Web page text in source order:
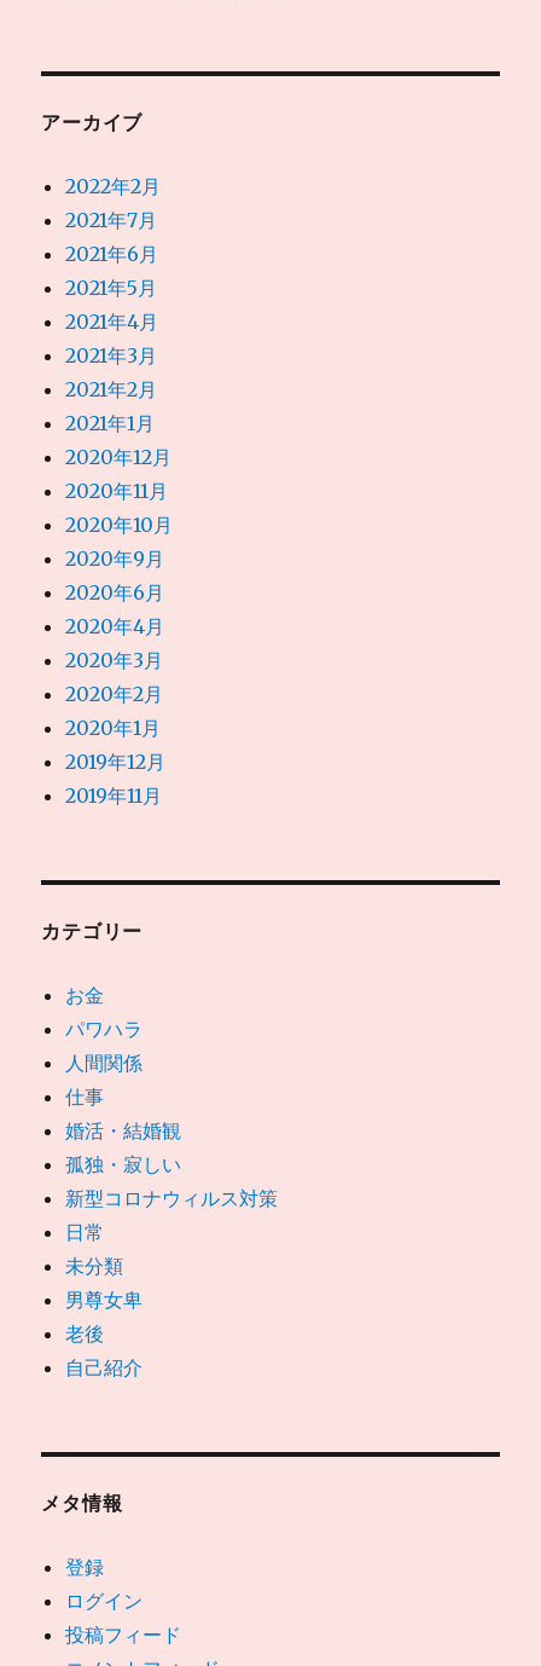
アーカイブ
2022年2月
2021年7月
2021年6月
2021年5月
2021年4月
2021年3月
2021年2月
2021年1月
2020年12月
2020年11月
2020年10月
2020年9月
2020年6月
2020年4月
2020年3月
2020年2月
2020年1月
2019年12月
2019年11月
カテゴリー
お金
パワハラ
人間関係
仕事
婚活・結婚観
孤独・寂しい
新型コロナウィルス対策
日常
未分類
男尊女卑
老後
自己紹介
メタ情報
登録
ログイン
投稿フィード